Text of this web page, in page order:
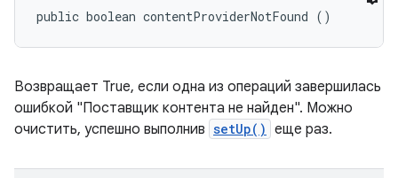
public boolean contentProviderNotFound ()
Возвращает True, если одна из операций завершилась
ошибкой "Поставщик контента не найден". Можно
очистить, успешно выполнив setUp() еще раз.